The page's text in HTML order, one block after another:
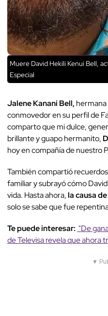
Muere David Hekili Kenui Bell,
Especial
Jalene Kanani Bell,
conmovedor en su perfil de
comparto que mi dulce,
brillante y guapo hermanito,
hoy en compañía de nuestro
También compartió
familiar y subrayó cómo
vida. Hasta ahora,la causa
solo se sabe que fue
Te puede interesar: "De
de Televisa revela que ahora
▼